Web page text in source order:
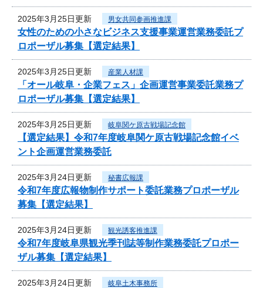
2025年3月25日更新 男女共同参画推進課
女性のための小さなビジネス支援事業運営業務委託プ
ロポーザル募集【選定結果】
2025年3月25日更新 産業人材課
「オール岐阜・企業フェス」企画運営事業委託業務プ
ロポーザル募集【選定結果】
2025年3月25日更新 岐阜関ケ原古戦場記念館
【選定結果】令和7年度岐阜関ケ原古戦場記念館イベ
ント企画運営業務委託
2025年3月24日更新 秘書広報課
令和7年度広報物制作サポート委託業務プロポーザル
募集【選定結果】
2025年3月24日更新 観光誘客推進課
令和7年度岐阜県観光季刊誌等制作業務委託プロポー
ザル募集【選定結果】
2025年3月24日更新 岐阜土木事務所